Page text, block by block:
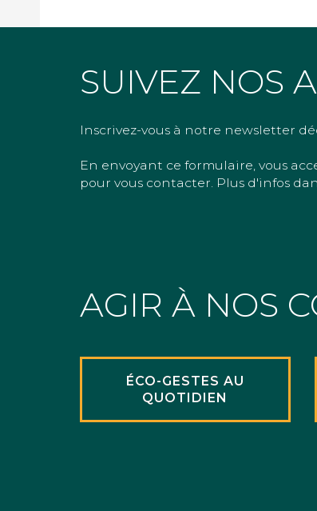
SUIVEZ NOS
Inscrivez-vous à notre newsletter
En envoyant ce formulaire, vous
pour vous contacter. Plus d'infos
AGIR À NOS
ÉCO-GESTES AU
QUOTIDIEN